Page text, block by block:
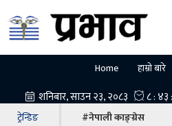
Home हाम्रो बारे
ट्रेन्डिङ #नेपाली काङ्ग्रेस